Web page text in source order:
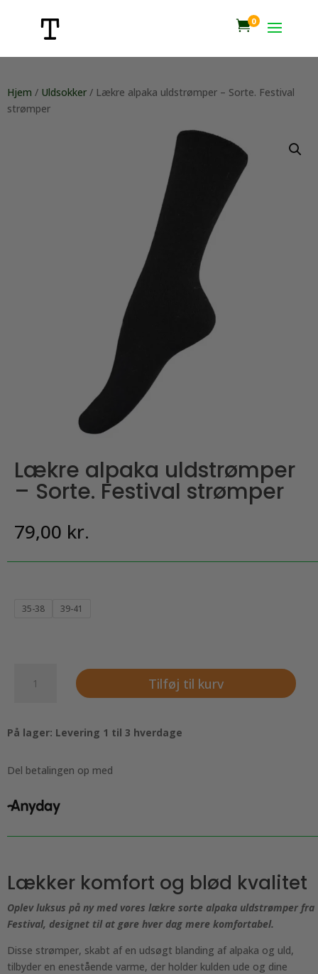
0
Hjem / Uldsokker / Lækre alpaka uldstrømper – Sorte. Festival
strømper
Lækre alpaka uldstrømper
– Sorte. Festival strømper
79,00 kr.
35-38 39-41
alpaka
Sorte.
strømper
Tilføj til kurv
På lager: Levering 1 til 3 hverdage
Del betalingen op med
Lækker komfort og blød kvalitet
Oplev luksus på ny med vores lækre sorte alpaka uldstrømper fra
Festival, designet til at gøre hver dag mere komfortabel.
Disse strømper, skabt af en udsøgt blanding af alpaka og uld,
tilbyder en enestående varme, der holder kulden ude og dine